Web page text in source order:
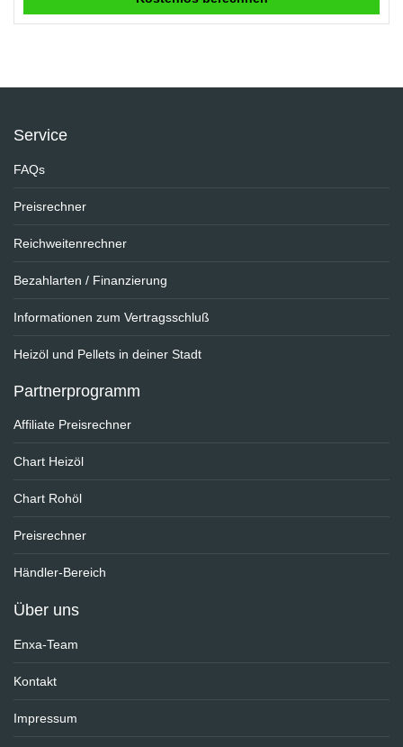
Service
FAQs
Preisrechner
Reichweitenrechner
Bezahlarten / Finanzierung
Informationen zum Vertragsschluß
Heizöl und Pellets in deiner Stadt
Partnerprogramm
Affiliate Preisrechner
Chart Heizöl
Chart Rohöl
Preisrechner
Händler-Bereich
Über uns
Enxa-Team
Kontakt
Impressum